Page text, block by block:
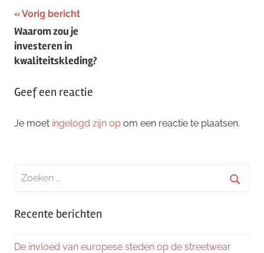
Bericht
navigatie
Vorig bericht
Waarom zou je
investeren in
kwaliteitskleding?
Geef een reactie
Je moet ingelogd zijn op om een reactie te plaatsen.
Zoeken
Recente berichten
De invloed van europese steden op de streetwear